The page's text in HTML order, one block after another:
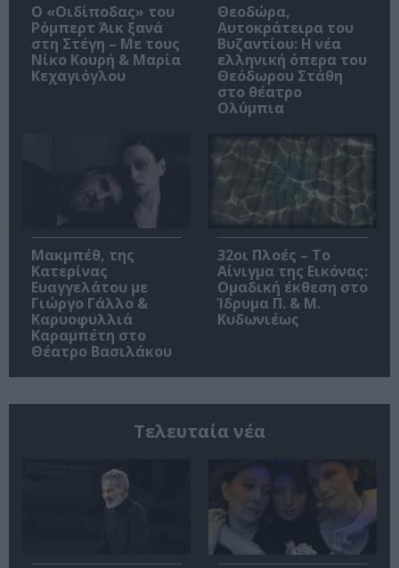
O «Οιδίποδας» του
Ρόμπερτ Άικ ξανά
στη Στέγη – Με τους
Νίκο Κουρή & Μαρία
Κεχαγιόγλου
Θεοδώρα,
Αυτοκράτειρα του
Βυζαντίου: Η νέα
ελληνική όπερα του
Θεόδωρου Στάθη
στο θέατρο
Ολύμπια
Μακμπέθ, της
Κατερίνας
Ευαγγελάτου με
Γιώργο Γάλλο &
Καρυοφυλλιά
Καραμπέτη στο
Θέατρο Βασιλάκου
32οι Πλοές – Το
Αίνιγμα της Εικόνας:
Ομαδική έκθεση στο
Ίδρυμα Π. & Μ.
Κυδωνιέως
Τελευταία νέα